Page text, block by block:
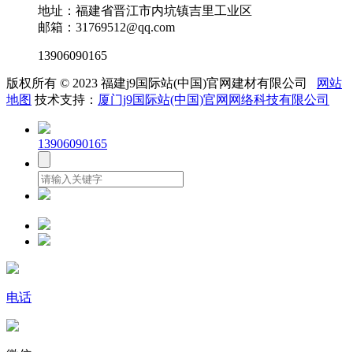
地址：福建省晋江市内坑镇吉里工业区
邮箱：31769512@qq.com
13906090165
版权所有 © 2023 福建j9国际站(中国)官网建材有限公司
网站
地图 技术支持： 厦门j9国际站(中国)官网网络科技有限公司
13906090165
电话